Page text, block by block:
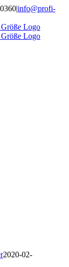
|info@profi-
2020-02-